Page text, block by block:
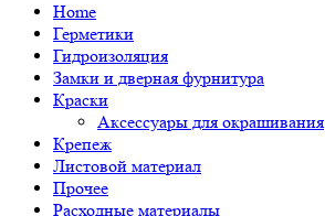
Home
Герметики
Гидроизоляция
Замки и дверная фурнитура
Краски
Аксессуары для окрашивания
Крепеж
Листовой материал
Прочее
Расходные материалы